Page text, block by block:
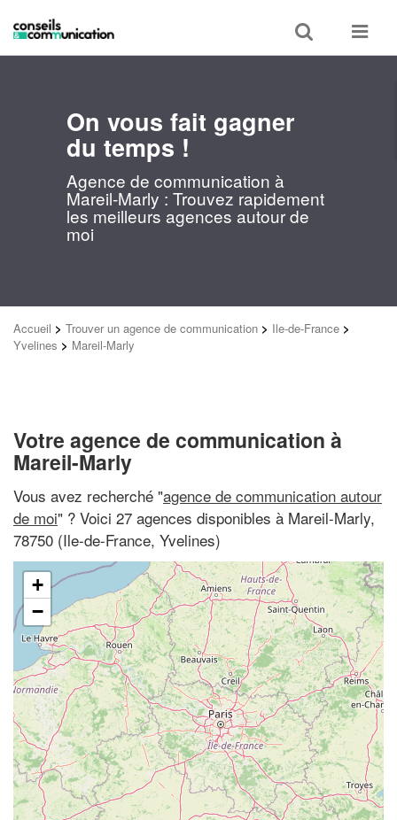
Toggle
search
Toggle
On vous fait gagner
du temps !
Agence de communication à
Mareil-Marly : Trouvez rapidement
les meilleurs agences autour de
moi
Accueil > Trouver un agence de communication > Ile-de-France >
Yvelines > Mareil-Marly
Votre agence de communication à
Mareil-Marly
Vous avez recherché "agence de communication autour
de moi" ? Voici 27 agences disponibles à Mareil-Marly,
78750 (Ile-de-France, Yvelines)
+
−